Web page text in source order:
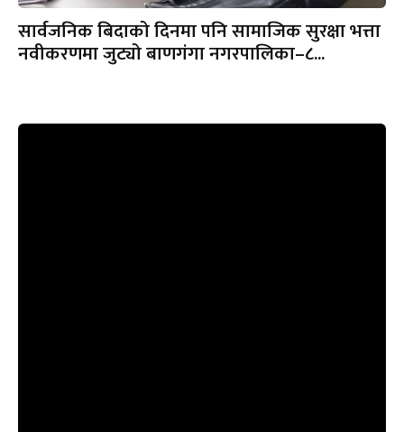
सार्वजनिक बिदाको दिनमा पनि सामाजिक सुरक्षा भत्ता
नवीकरणमा जुट्यो बाणगंगा नगरपालिका–८...